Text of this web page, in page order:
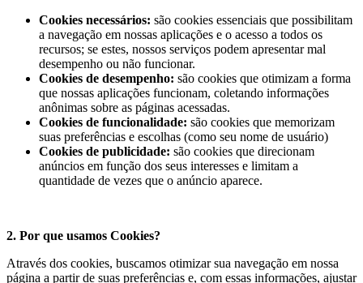
Cookies necessários: são cookies essenciais que possibilitam
a navegação em nossas aplicações e o acesso a todos os
recursos; se estes, nossos serviços podem apresentar mal
desempenho ou não funcionar.
Cookies de desempenho: são cookies que otimizam a forma
que nossas aplicações funcionam, coletando informações
anônimas sobre as páginas acessadas.
Cookies de funcionalidade: são cookies que memorizam
suas preferências e escolhas (como seu nome de usuário)
Cookies de publicidade: são cookies que direcionam
anúncios em função dos seus interesses e limitam a
quantidade de vezes que o anúncio aparece.
2. Por que usamos Cookies?
Através dos cookies, buscamos otimizar sua navegação em nossa
página a partir de suas preferências e, com essas informações, ajustar